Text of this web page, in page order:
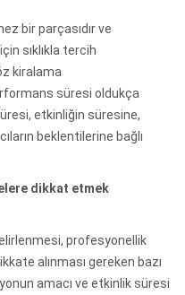
bir parçasıdır ve
sıklıkla tercih
kiralama
süresi oldukça
etkinliğin süresine,
beklentilerine bağlı
dikkat etmek
profesyonellik
alınması gereken bazı
amacı ve etkinlik süresi